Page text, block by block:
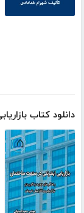
دانلود کتاب